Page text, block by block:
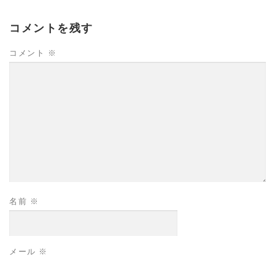
コメントを残す
コメント ※
名前 ※
メール ※